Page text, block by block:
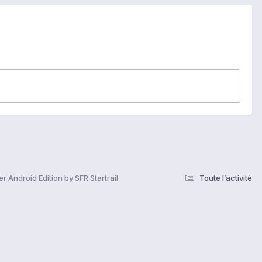
Toute l’activité
Android Edition by SFR Startrail